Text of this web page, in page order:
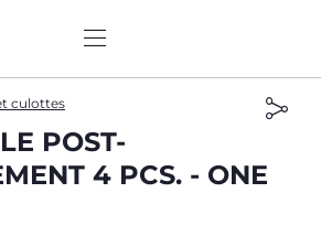
culottes
POST-
4 PCS. - ONE